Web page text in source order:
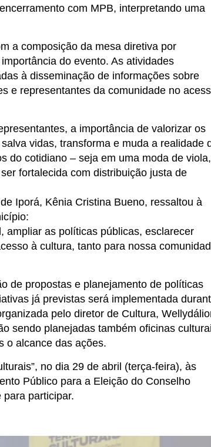
com MPB, interpretando uma
a composição da mesa diretiva por
do evento. As atividades
à disseminação de informações sobre
e representantes da comunidade no
a importância de valorizar os
vidas, transforma e muda a realidade
do cotidiano – seja em uma moda de viola,
fortalecida com distribuição justa de
Iporá, Kênia Cristina Bueno, ressaltou à
ampliar as políticas públicas, esclarecer
à cultura, tanto para nossa
de propostas e planejamento de políticas
já previstas será implementada
pelo diretor de Cultura,
sendo planejadas também oficinas
o alcance das ações.
no dia 29 de abril (terça-feira), às
Público para a Eleição do Conselho
participar.